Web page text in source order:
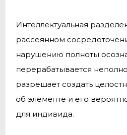
Интеллектуальная
рассеянном
нарушению полноты
перерабатывается
разрешает создать
об элементе и его
для индивида.